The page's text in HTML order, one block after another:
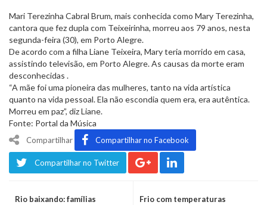
Mari Terezinha Cabral Brum, mais conhecida como Mary Terezinha,
cantora que fez dupla com Teixeirinha, morreu aos 79 anos, nesta
segunda-feira (30), em Porto Alegre.
De acordo com a filha Liane Teixeira, Mary teria morrido em casa,
assistindo televisão, em Porto Alegre. As causas da morte eram
desconhecidas .
“A mãe foi uma pioneira das mulheres, tanto na vida artística
quanto na vida pessoal. Ela não escondia quem era, era autêntica.
Morreu em paz”, diz Liane.
Fonte: Portal da Música
Compartilhar Compartilhar no Facebook
Compartilhar no Twitter
Rio baixando: famílias
Frio com temperaturas